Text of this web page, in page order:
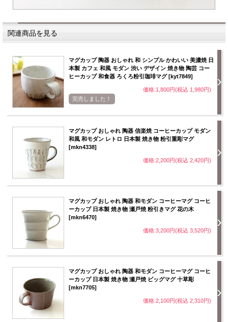
関連商品を見る
マグカップ 陶器 おしゃれ 和 シンプル かわいい 美濃焼 日
本製 カフェ 和風 モダン 渋い デザイン 焼き物 陶芸 コー
ヒーカップ 和食器 ろくろ粉引珈琲マグ [kyt7849]
価格:1,800円(税込 1,980円)
完売しました！
マグカップ おしゃれ 陶器 信楽焼 コーヒーカップ モダン
和風 和モダン レトロ 日本製 焼き物 粉引重彫マグ
[mkn4338]
価格:2,200円(税込 2,420円)
マグカップ おしゃれ 陶器 和モダン コーヒーマグ コーヒ
ーカップ 日本製 焼き物 瀬戸焼 粉引きマグ 花の木
[mkn6470]
価格:3,200円(税込 3,520円)
マグカップ おしゃれ 陶器 和モダン コーヒーマグ コーヒ
ーカップ 日本製 焼き物 瀬戸焼 ビッグマグ 十草彫
[mkn7705]
価格:2,100円(税込 2,310円)